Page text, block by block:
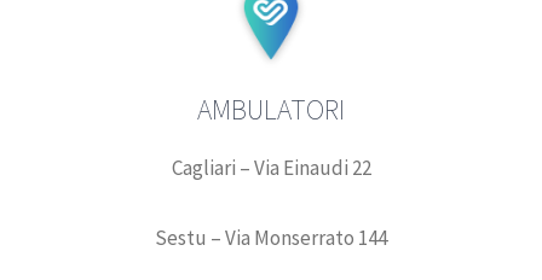
AMBULATORI
Cagliari – Via Einaudi 22
Sestu – Via Monserrato 144